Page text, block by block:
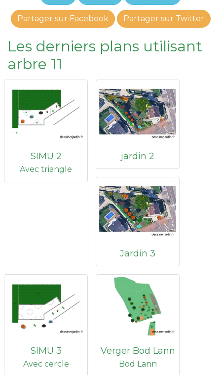
Partager sur Facebook Partager sur Twitter
Les derniers plans utilisant
arbre 11
SIMU 2
Avec triangle
jardin 2
Jardin 3
SIMU 3
Avec cercle
Verger Bod Lann
Bod Lann